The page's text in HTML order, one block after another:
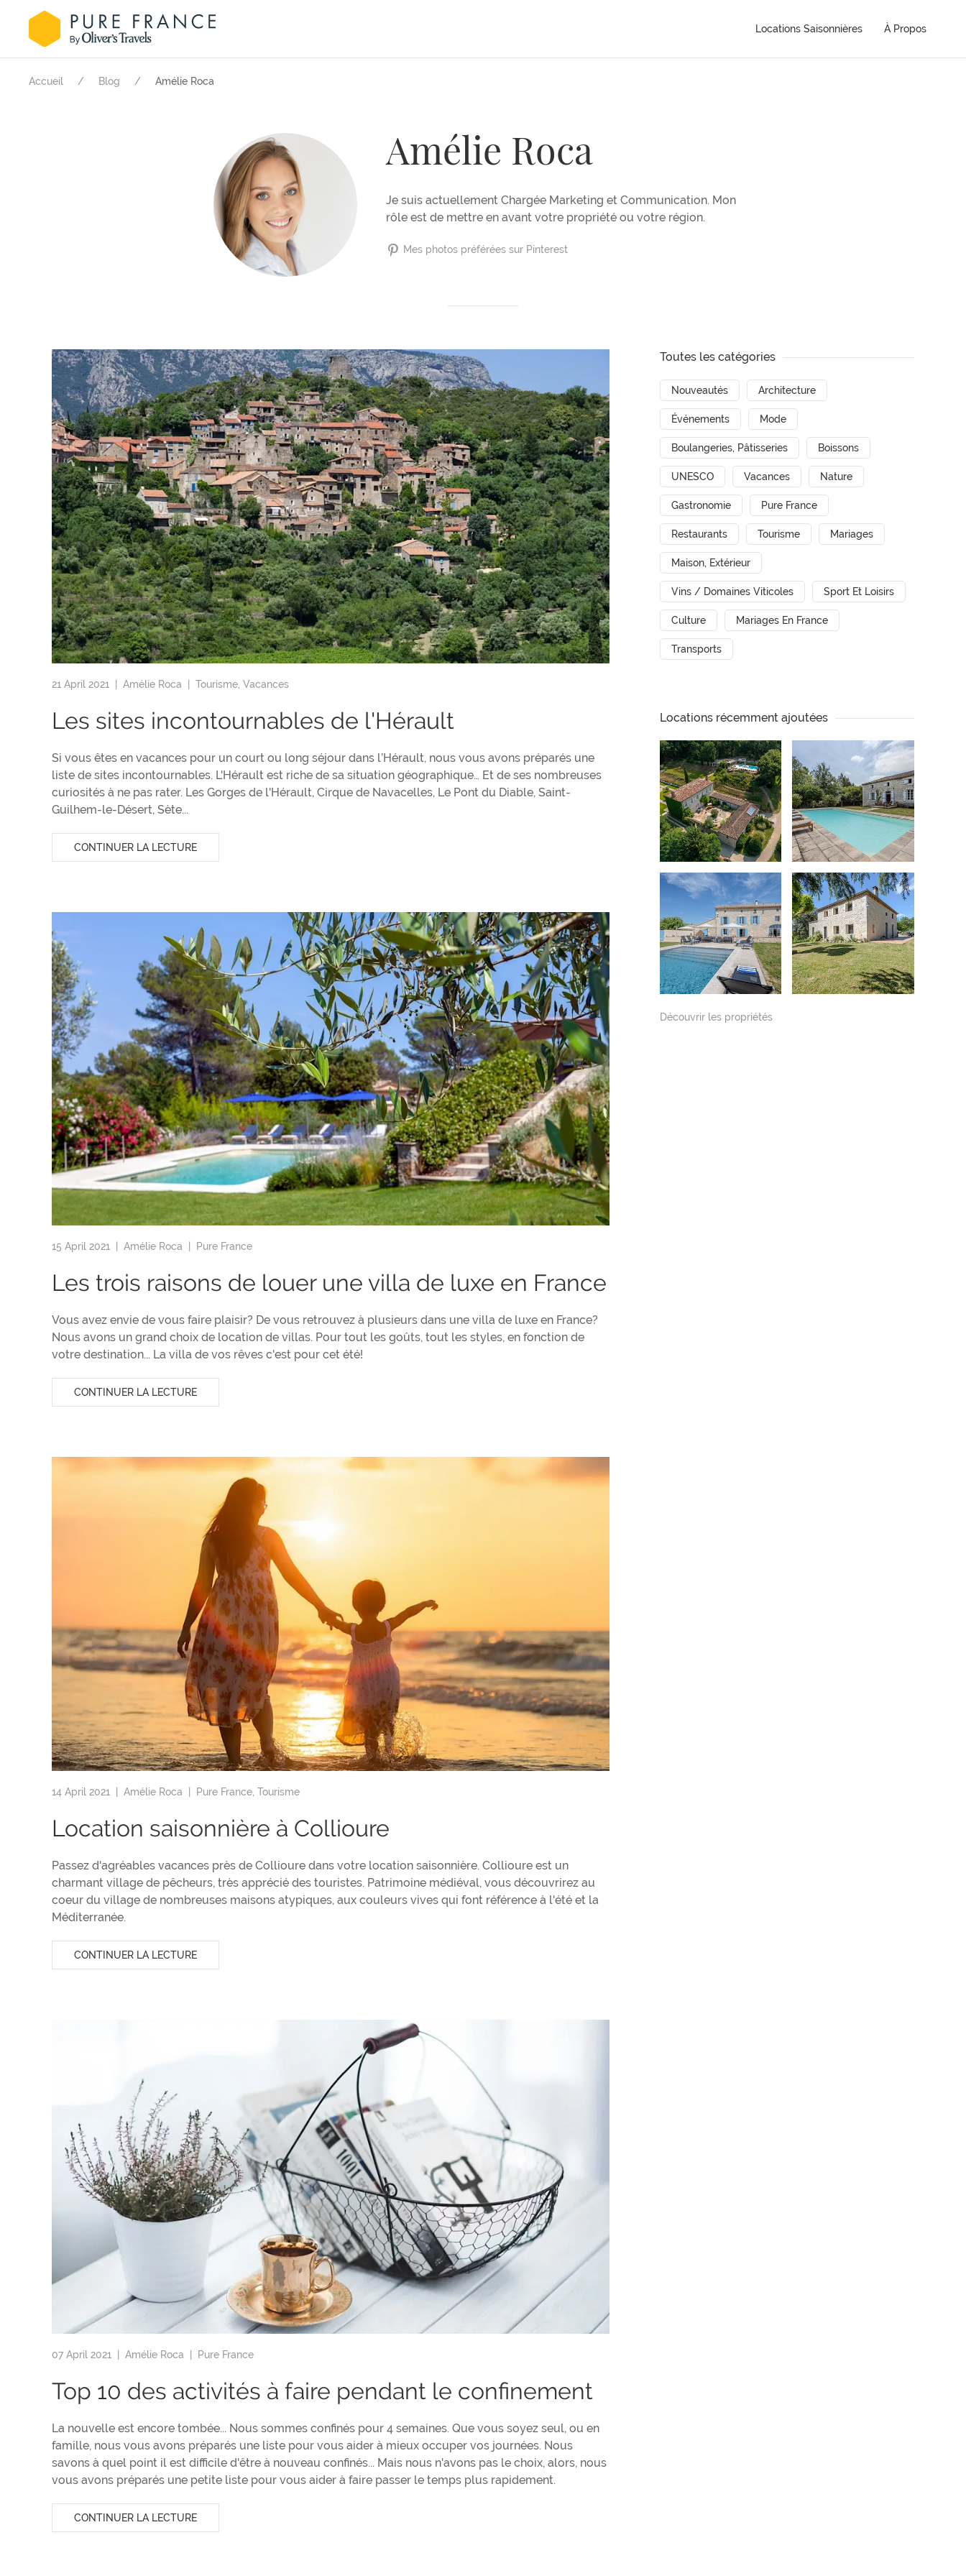
Locations Saisonnières À Propos
Accueil Blog Amélie Roca
Amélie Roca
Je suis actuellement Chargée Marketing et Communication. Mon
rôle est de mettre en avant votre propriété ou votre région.
Mes photos préférées sur Pinterest
21 April 2021 | Amélie Roca Tourisme Vacances
Les sites incontournables de l'Hérault
Si vous êtes en vacances pour un court ou long séjour dans l’Hérault, nous vous avons préparés une
liste de sites incontournables. L'Hérault est riche de sa situation géographique… Et de ses nombreuses
curiosités à ne pas rater. Les Gorges de l'Hérault, Cirque de Navacelles, Le Pont du Diable, Saint-
Guilhem-le-Désert, Sète...
CONTINUER LA LECTURE
15 April 2021 | Amélie Roca Pure France
Les trois raisons de louer une villa de luxe en France
Vous avez envie de vous faire plaisir? De vous retrouvez à plusieurs dans une villa de luxe en France?
Nous avons un grand choix de location de villas. Pour tout les goûts, tout les styles, en fonction de
votre destination... La villa de vos rêves c'est pour cet été!
CONTINUER LA LECTURE
14 April 2021 | Amélie Roca Pure France Tourisme
Location saisonnière à Collioure
Passez d'agréables vacances près de Collioure dans votre location saisonnière. Collioure est un
charmant village de pêcheurs, très apprécié des touristes. Patrimoine médiéval, vous découvrirez au
coeur du village de nombreuses maisons atypiques, aux couleurs vives qui font référence à l'été et la
Méditerranée.
CONTINUER LA LECTURE
07 April 2021 | Amélie Roca Pure France
Top 10 des activités à faire pendant le confinement
La nouvelle est encore tombée... Nous sommes confinés pour 4 semaines. Que vous soyez seul, ou en
famille, nous vous avons préparés une liste pour vous aider à mieux occuper vos journées. Nous
savons à quel point il est difficile d'être à nouveau confinés... Mais nous n'avons pas le choix, alors, nous
vous avons préparés une petite liste pour vous aider à faire passer le temps plus rapidement.
CONTINUER LA LECTURE
Toutes les catégories
Nouveautés Architecture
Événements Mode
Boulangeries, Pâtisseries Boissons
UNESCO Vacances Nature
Gastronomie Pure France
Restaurants Tourisme Mariages
Maison, Extérieur
Vins / Domaines Viticoles Sport Et Loisirs
Culture Mariages En France
Transports
Locations récemment ajoutées
Découvrir les propriétés